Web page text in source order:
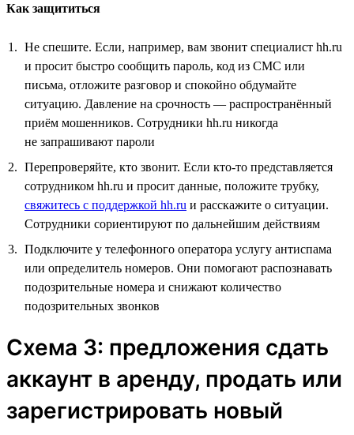
Как защититься
Не спешите. Если, например, вам звонит специалист hh.ru
и просит быстро сообщить пароль, код из СМС или
письма, отложите разговор и спокойно обдумайте
ситуацию. Давление на срочность — распространённый
приём мошенников. Сотрудники hh.ru никогда
не запрашивают пароли
Перепроверяйте, кто звонит. Если кто-то представляется
сотрудником hh.ru и просит данные, положите трубку,
свяжитесь с поддержкой hh.ru и расскажите о ситуации.
Сотрудники сориентируют по дальнейшим действиям
Подключите у телефонного оператора услугу антиспама
или определитель номеров. Они помогают распознавать
подозрительные номера и снижают количество
подозрительных звонков
Схема 3: предложения сдать
аккаунт в аренду, продать или
зарегистрировать новый